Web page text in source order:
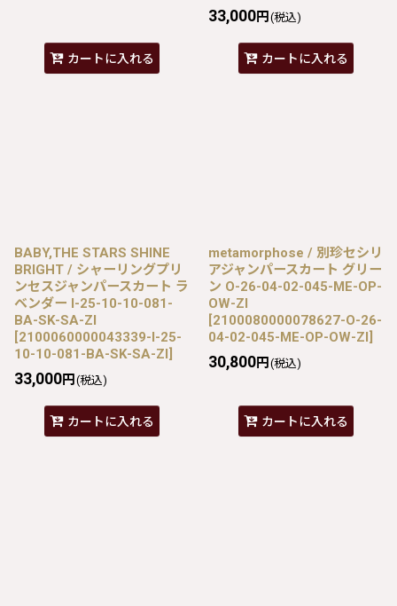
カートに入れる
33,000円 (税込)
カートに入れる
BABY,THE STARS SHINE
BRIGHT / シャーリングプリ
ンセスジャンパースカート ラ
ベンダー I-25-10-10-081-
BA-SK-SA-ZI
[2100060000043339-I-25-
10-10-081-BA-SK-SA-ZI]
33,000円 (税込)
カートに入れる
metamorphose / 別珍セシリ
アジャンパースカート グリー
ン O-26-04-02-045-ME-OP-
OW-ZI
[2100080000078627-O-26-
04-02-045-ME-OP-OW-ZI]
30,800円 (税込)
カートに入れる